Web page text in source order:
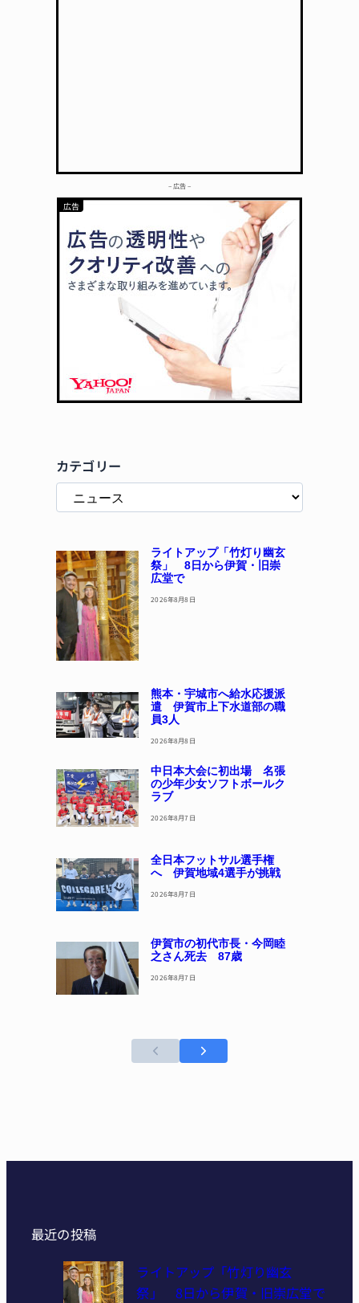
– 広告 –
カテゴリー
ライトアップ「竹灯り幽玄
祭」 8日から伊賀・旧崇
広堂で
2026年8月8日
熊本・宇城市へ給水応援派
遣 伊賀市上下水道部の職
員3人
2026年8月8日
中日本大会に初出場 名張
の少年少女ソフトボールク
ラブ
2026年8月7日
全日本フットサル選手権
へ 伊賀地域4選手が挑戦
2026年8月7日
伊賀市の初代市長・今岡睦
之さん死去 87歳
2026年8月7日
最近の投稿
ライトアップ「竹灯り幽玄
祭」 8日から伊賀・旧崇広堂で